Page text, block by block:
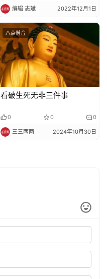
编辑 志斌 2022年12月1日
八点僧音
看破生死无非三件事
0 0 0
三三两两 2024年10月30日